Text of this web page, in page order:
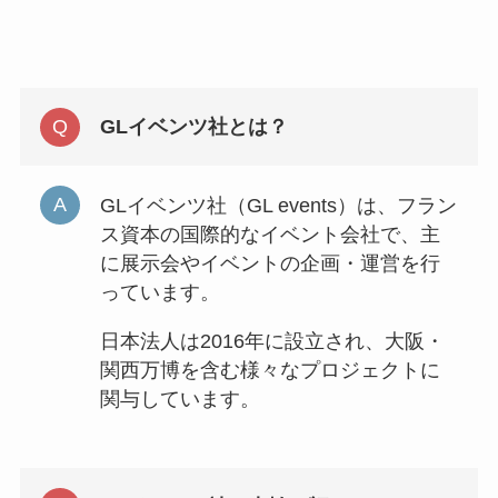
GLイベンツ社とは？
GLイベンツ社（GL events）は、フラン
ス資本の国際的なイベント会社で、主
に展示会やイベントの企画・運営を行
っています。
日本法人は2016年に設立され、大阪・
関西万博を含む様々なプロジェクトに
関与しています。